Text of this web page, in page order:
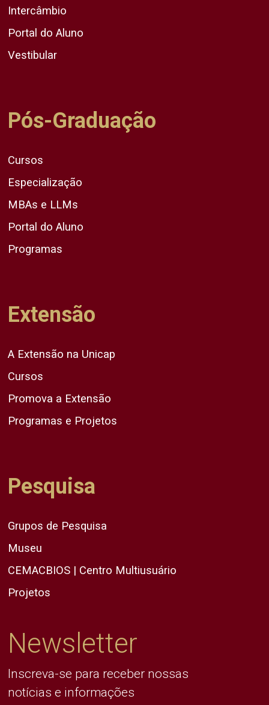
Intercâmbio
Portal do Aluno
Vestibular
Pós-Graduação
Cursos
Especialização
MBAs e LLMs
Portal do Aluno
Programas
Extensão
A Extensão na Unicap
Cursos
Promova a Extensão
Programas e Projetos
Pesquisa
Grupos de Pesquisa
Museu
CEMACBIOS | Centro Multiusuário
Projetos
Newsletter
Inscreva-se para receber nossas
notícias e informações